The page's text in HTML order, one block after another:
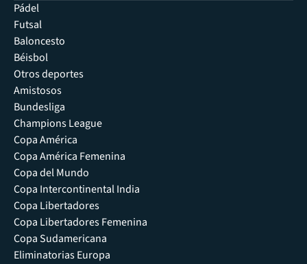
Pádel
Futsal
Baloncesto
Béisbol
Otros deportes
Amistosos
Bundesliga
Champions League
Copa América
Copa América Femenina
Copa del Mundo
Copa Intercontinental India
Copa Libertadores
Copa Libertadores Femenina
Copa Sudamericana
Eliminatorias Europa